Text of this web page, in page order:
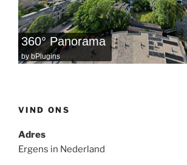
360° Panorama
bybPlugins
VIND ONS
Adres
Ergens in Nederland